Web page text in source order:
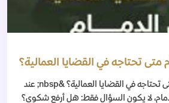
متى تحتاجه في القضايا العمالية؟
محامي عمالي الدمام متى تحتاجه في القضايا العمالية؟ &nbsp; عند
لا يكون السؤال فقط: هل أرفع شكوى؟